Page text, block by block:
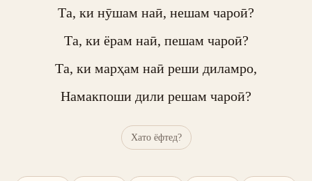
Та, ки нӯшам наӣ, нешам чароӣ?
Та, ки ёрам наӣ, пешам чароӣ?
Та, ки марҳам наӣ реши диламро,
Намакпоши дили решам чароӣ?
Хато ёфтед?